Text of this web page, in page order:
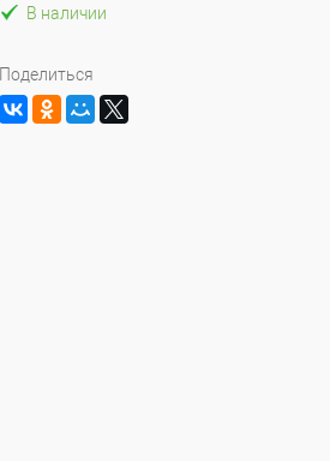
В наличии
Поделиться